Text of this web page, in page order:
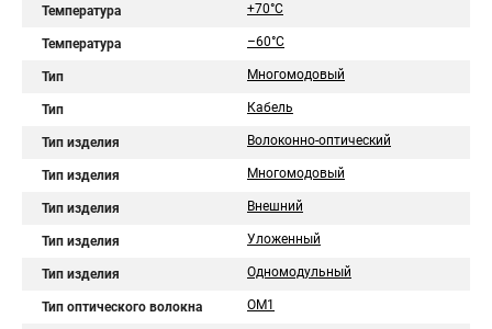
Температура +70°C
Температура –60°C
Тип Многомодовый
Тип Кабель
Тип изделия Волоконно-оптический
Тип изделия Многомодовый
Тип изделия Внешний
Тип изделия Уложенный
Тип изделия Одномодульный
Тип оптического волокна OM1